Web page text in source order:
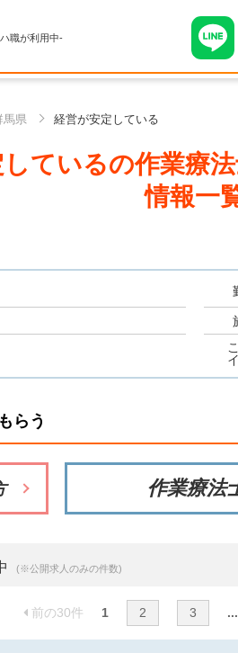
職が利用中-
馬県 経営が安定している
ているの作業療
情報一
らう
作業療法
(※公開求人のみの件数)
前の30件 1 2 3 ...